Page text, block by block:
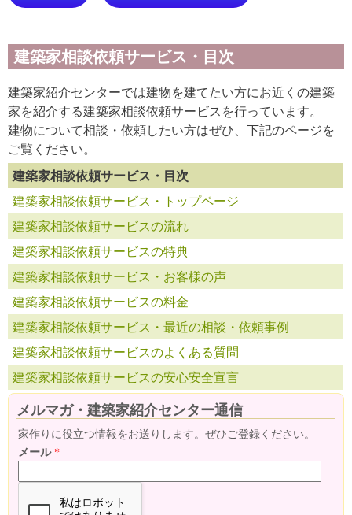
建築家相談依頼サービス・目次
建築家紹介センターでは建物を建てたい方にお近くの建築
家を紹介する建築家相談依頼サービスを行っています。
建物について相談・依頼したい方はぜひ、下記のページを
ご覧ください。
建築家相談依頼サービス・目次
建築家相談依頼サービス・トップページ
建築家相談依頼サービスの流れ
建築家相談依頼サービスの特典
建築家相談依頼サービス・お客様の声
建築家相談依頼サービスの料金
建築家相談依頼サービス・最近の相談・依頼事例
建築家相談依頼サービスのよくある質問
建築家相談依頼サービスの安心安全宣言
メルマガ・建築家紹介センター通信
家作りに役立つ情報をお送りします。ぜひご登録ください。
メール*